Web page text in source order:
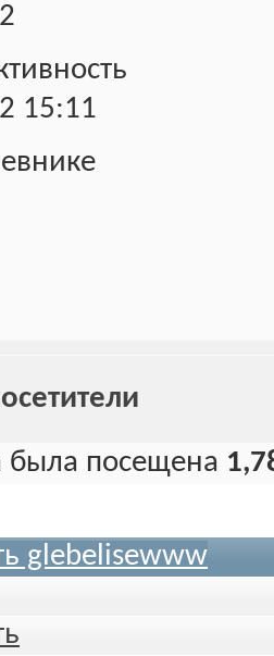
15:11
была посещена
glebelisewww